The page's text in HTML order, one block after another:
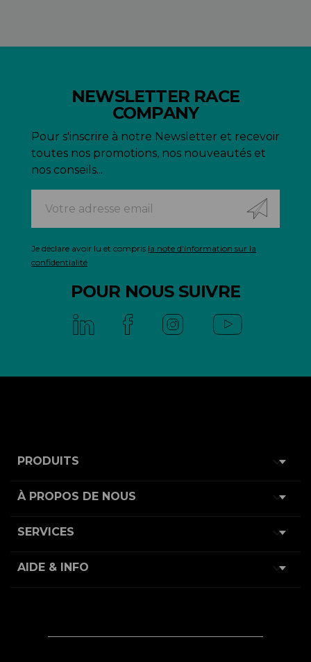
NEWSLETTER RACE
COMPANY
Pour s'inscrire à notre Newsletter et recevoir
toutes nos promotions, nos nouveautés et
nos conseils...
Je déclare avoir lu et compris la note d'information sur la
confidentialité
POUR NOUS SUIVRE
PRODUITS 
À PROPOS DE NOUS 
SERVICES 
AIDE & INFO 